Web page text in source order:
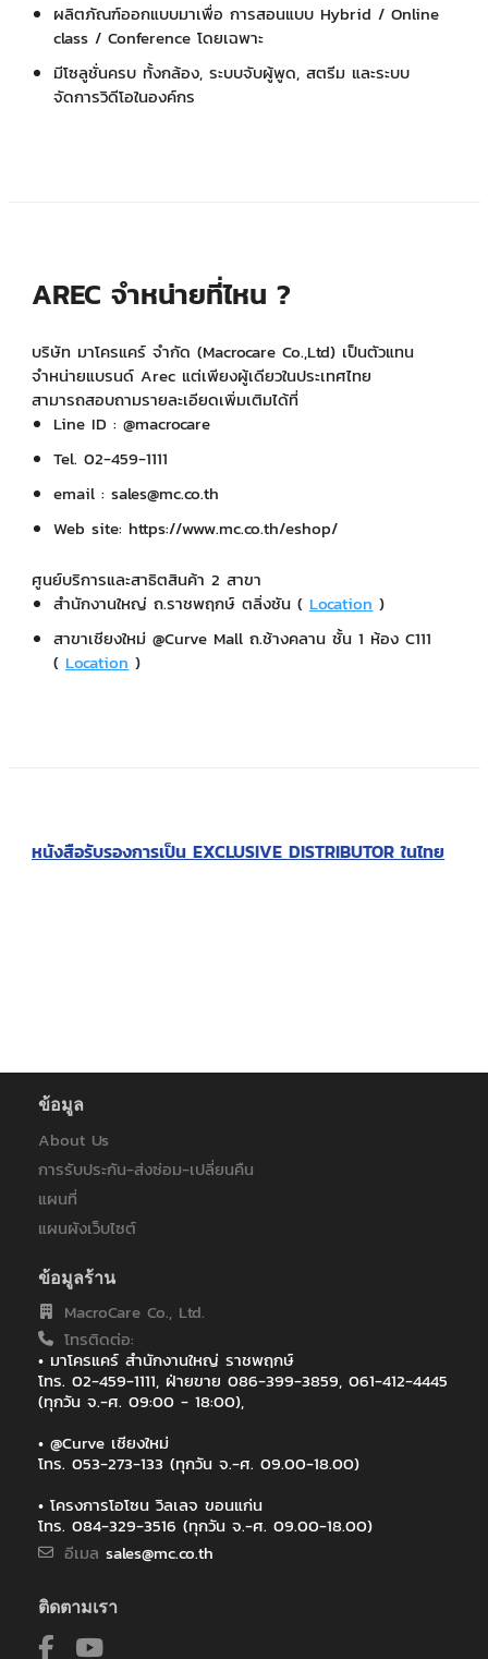
ผลิตภัณฑ์ออกแบบมาเพื่อ การสอนแบบ Hybrid / Online
class / Conference โดยเฉพาะ
มีโซลูชั่นครบ ทั้งกล้อง, ระบบจับผู้พูด, สตรีม และระบบ
จัดการวิดีโอในองค์กร
AREC จำหน่ายที่ไหน ?
บริษัท มาโครแคร์ จำกัด (Macrocare Co.,Ltd) เป็นตัวแทน
จำหน่ายแบรนด์ Arec แต่เพียงผู้เดียวในประเทศไทย
สามารถสอบถามรายละเอียดเพิ่มเติมได้ที่
Line ID : @macrocare
Tel. 02-459-1111
email : sales@mc.co.th
Web site: https://www.mc.co.th/eshop/
ศูนย์บริการและสาธิตสินค้า 2 สาขา
สำนักงานใหญ่ ถ.ราชพฤกษ์ ตลิ่งชัน ( Location )
สาขาเชียงใหม่ @Curve Mall ถ.ช้างคลาน ชั้น 1 ห้อง C111
( Location )
หนังสือรับรองการเป็น EXCLUSIVE DISTRIBUTOR ในไทย
ข้อมูล
About Us
การรับประกัน-ส่งซ่อม-เปลี่ยนคืน
แผนที่
แผนผังเว็บไซต์
ข้อมูลร้าน
MacroCare Co., Ltd.
โทรติดต่อ:
• มาโครแคร์ สำนักงานใหญ่ ราชพฤกษ์
โทร. 02-459-1111, ฝ่ายขาย 086-399-3859, 061-412-4445
(ทุกวัน จ.-ศ. 09:00 - 18:00),
• @Curve เชียงใหม่
โทร. 053-273-133 (ทุกวัน จ.-ศ. 09.00-18.00)
• โครงการโอโซน วิลเลจ ขอนแก่น
โทร. 084-329-3516 (ทุกวัน จ.-ศ. 09.00-18.00)
อีเมล sales@mc.co.th
ติดตามเรา